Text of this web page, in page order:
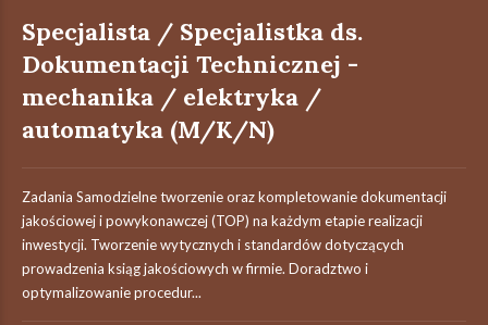
Specjalista / Specjalistka ds.
Dokumentacji Technicznej -
mechanika / elektryka /
automatyka (M/K/N)
Zadania Samodzielne tworzenie oraz kompletowanie dokumentacji
jakościowej i powykonawczej (TOP) na każdym etapie realizacji
inwestycji. Tworzenie wytycznych i standardów dotyczących
prowadzenia ksiąg jakościowych w firmie. Doradztwo i
optymalizowanie procedur...